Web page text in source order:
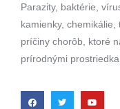
Parazity, baktérie,
kamienky,
príčiny chorôb, ktoré
prírodnými